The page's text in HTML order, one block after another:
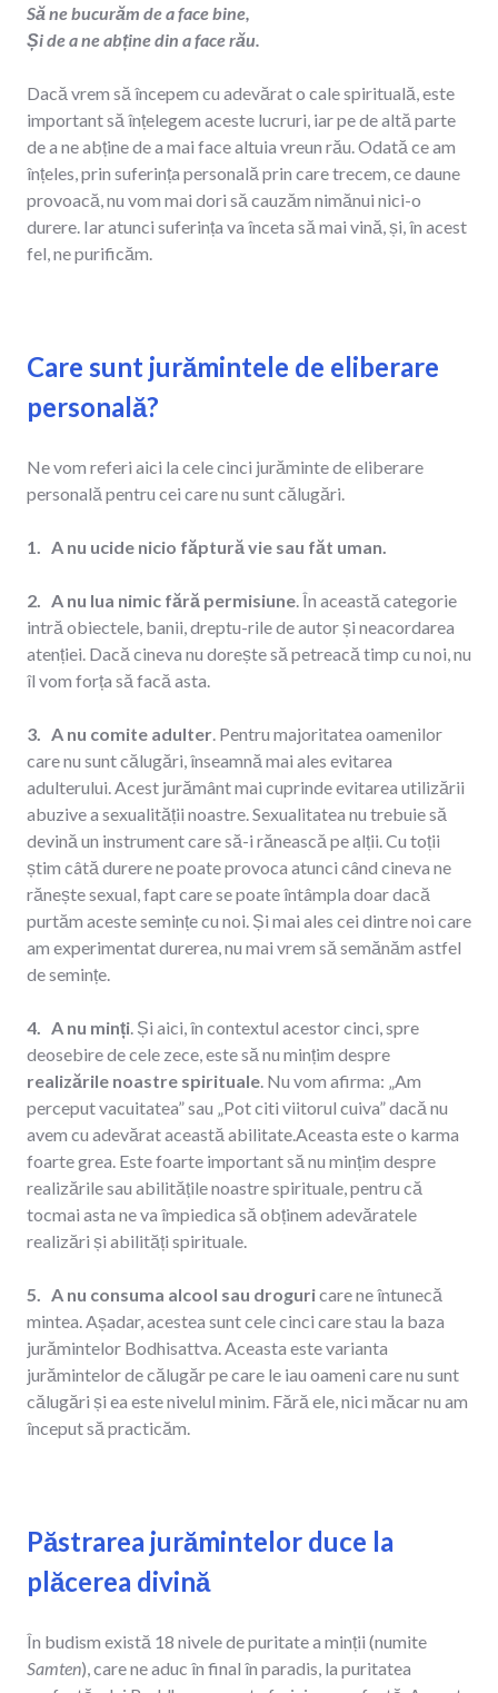
Să ne bucurăm de a face bine,
Și de a ne abține din a face rău.
Dacă vrem să începem cu adevărat o cale spirituală, este
important să înțelegem aceste lucruri, iar pe de altă parte
de a ne abține de a mai face altuia vreun rău. Odată ce am
înțeles, prin suferința personală prin care trecem, ce daune
provoacă, nu vom mai dori să cauzăm nimănui nici-o
durere. Iar atunci suferința va înceta să mai vină, și, în acest
fel, ne purificăm.
Care sunt jurămintele de eliberare
personală?
Ne vom referi aici la cele cinci jurăminte de eliberare
personală pentru cei care nu sunt călugări.
1. A nu ucide nicio făptură vie sau făt uman.
2. A nu lua nimic fără permisiune . În această categorie
intră obiectele, banii, dreptu-rile de autor și neacordarea
atenției. Dacă cineva nu dorește să petreacă timp cu noi, nu
îl vom forța să facă asta.
3. A nu comite adulter . Pentru majoritatea oamenilor
care nu sunt călugări, înseamnă mai ales evitarea
adulterului. Acest jurământ mai cuprinde evitarea utilizării
abuzive a sexualității noastre. Sexualitatea nu trebuie să
devină un instrument care să-i rănească pe alții. Cu toții
știm câtă durere ne poate provoca atunci când cineva ne
rănește sexual, fapt care se poate întâmpla doar dacă
purtăm aceste semințe cu noi. Și mai ales cei dintre noi care
am experimentat durerea, nu mai vrem să semănăm astfel
de semințe.
4. A nu minți . Și aici, în contextul acestor cinci, spre
deosebire de cele zece, este să nu mințim despre
realizările noastre spirituale . Nu vom afirma: „Am
perceput vacuitatea” sau „Pot citi viitorul cuiva” dacă nu
avem cu adevărat această abilitate.Aceasta este o karma
foarte grea. Este foarte important să nu mințim despre
realizările sau abilitățile noastre spirituale, pentru că
tocmai asta ne va împiedica să obținem adevăratele
realizări și abilități spirituale.
5. A nu consuma alcool sau droguricare ne întunecă
mintea. Așadar, acestea sunt cele cinci care stau la baza
jurămintelor Bodhisattva. Aceasta este varianta
jurămintelor de călugăr pe care le iau oameni care nu sunt
călugări și ea este nivelul minim. Fără ele, nici măcar nu am
început să practicăm.
Păstrarea jurămintelor duce la
plăcerea divină
În budism există 18 nivele de puritate a minții (numite
Samten), care ne aduc în final în paradis, la puritatea